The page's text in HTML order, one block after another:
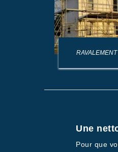
Une
Pour que